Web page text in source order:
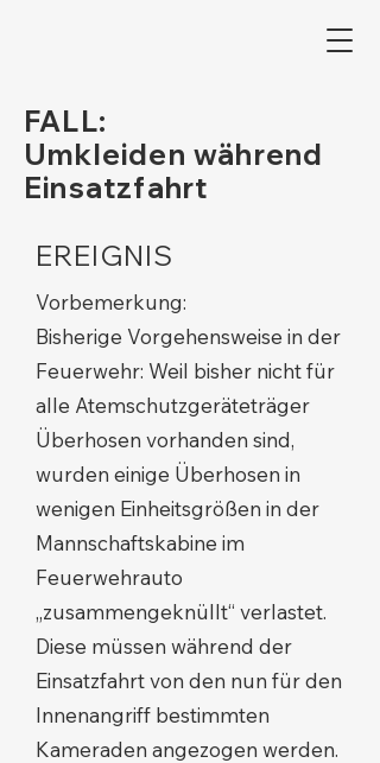
FALL:
Umkleiden während
Einsatzfahrt
EREIGNIS
Vorbemerkung:
Bisherige Vorgehensweise in der
Feuerwehr: Weil bisher nicht für
alle Atemschutzgeräteträger
Überhosen vorhanden sind,
wurden einige Überhosen in
wenigen Einheitsgrößen in der
Mannschaftskabine im
Feuerwehrauto
„zusammengeknüllt“ verlastet.
Diese müssen während der
Einsatzfahrt von den nun für den
Innenangriff bestimmten
Kameraden angezogen werden.